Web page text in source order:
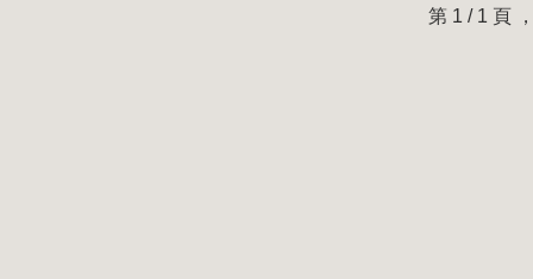
第 1 / 1